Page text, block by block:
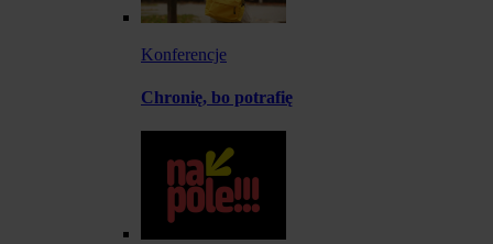
Konferencje
Chronię, bo potrafię